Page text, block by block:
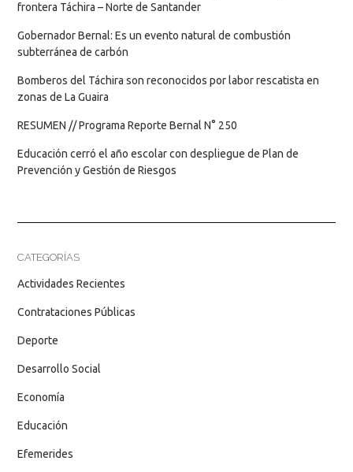
frontera Táchira – Norte de Santander
Gobernador Bernal: Es un evento natural de combustión
subterránea de carbón
Bomberos del Táchira son reconocidos por labor rescatista en
zonas de La Guaira
RESUMEN // Programa Reporte Bernal N° 250
Educación cerró el año escolar con despliegue de Plan de
Prevención y Gestión de Riesgos
CATEGORÍAS
Actividades Recientes
Contrataciones Públicas
Deporte
Desarrollo Social
Economía
Educación
Efemerides